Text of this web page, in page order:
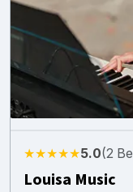
★★★★★5.0(2
Louisa Music